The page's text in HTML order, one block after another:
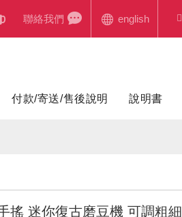
聯絡我們 english
付款/寄送/售後說明 說明書
搖 迷你復古磨豆機 可調粗細